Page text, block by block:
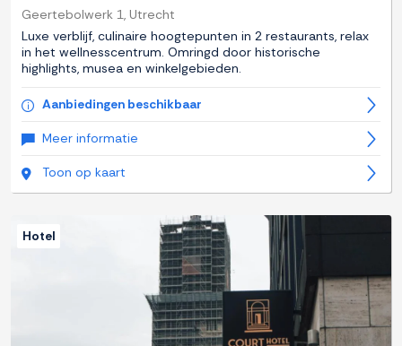
Geertebolwerk 1, Utrecht
Luxe verblijf, culinaire hoogtepunten in 2 restaurants, relax
in het wellnesscentrum. Omringd door historische
highlights, musea en winkelgebieden.
Aanbiedingen beschikbaar
Meer informatie
Toon op kaart
Hotel